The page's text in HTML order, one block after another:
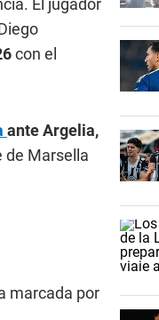
El jugador
con el
ante Argelia,
de Marsella
marcada por